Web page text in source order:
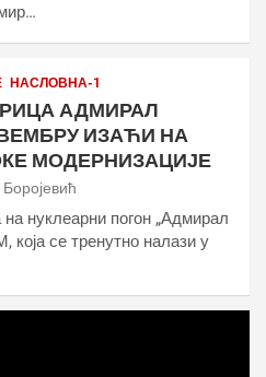
НАСЛОВНА-1
АДМИРАЛ
ИЗАЋИ НА
МОДЕРНИЗАЦИЈЕ
нуклеарни погон „Адмирал
која се тренутно налази у